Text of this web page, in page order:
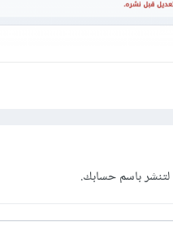
لتنشر باسم حسابك.